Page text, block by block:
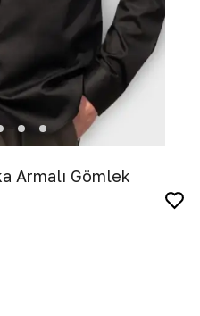
Armalı Gömlek